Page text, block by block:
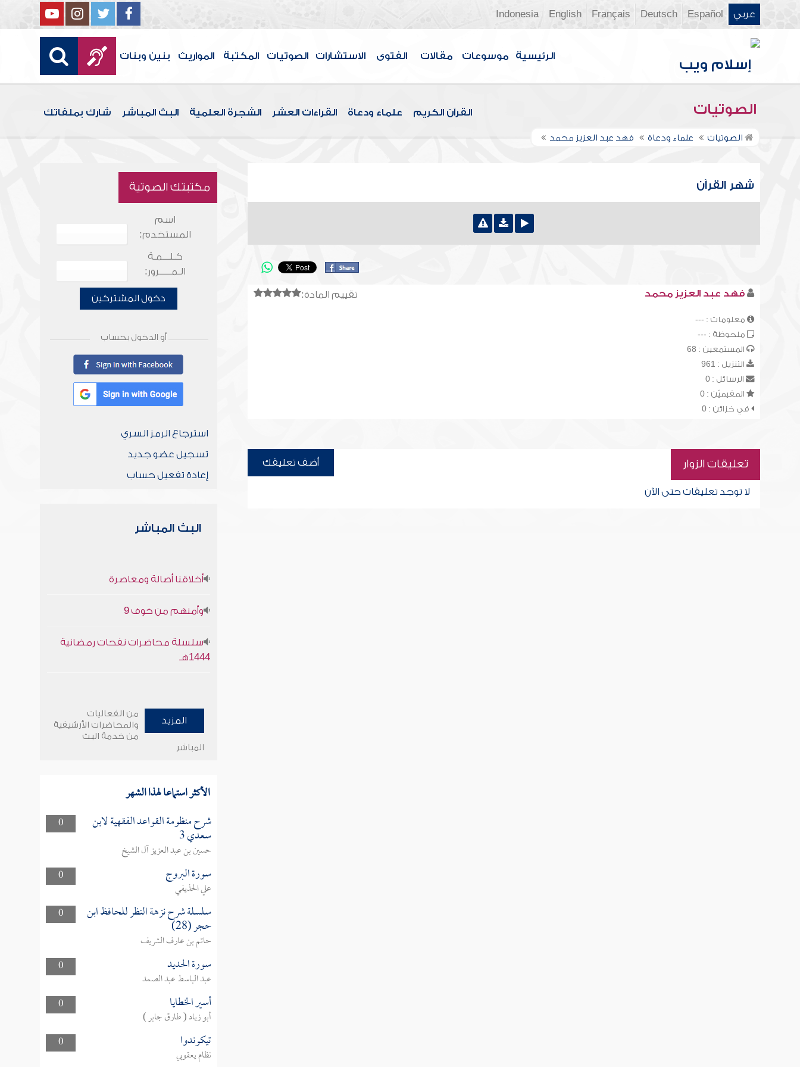
عربي Español
Deutsch
Français
English
Indonesia
الرئيسية موسوعات مقالات الفتوى الاستشارات الصوتيات المكتبة المواريث بنين وبنات
الصوتيات القرآن الكريم علماء ودعاة القراءات العشر الشجرة العلمية البث المباشر شارك بملفاتك
الصوتيات علماء ودعاة فهد عبد العزيز محمد
شهر القرآن
تقييم المادة: فهد عبد العزيز محمد
معلومات : ---
ملحوظة : ---
المستمعين : 68
التنزيل : 961
الرسائل : 0
المقيميّن : 0
في خزائن : 0
تعليقات الزوار أضف تعليقك
لا توجد تعليقات حتى الآن
مكتبتك الصوتية
اسم
المستخدم:
كـلـــمـة
الـمـــــرور:
دخول المشتركين
أو الدخول بحساب
استرجاع الرمز السري
تسجيل عضو جديد
إعادة تفعيل حساب
البث المباشر
أخلاقنا أصالة ومعاصرة
وأمنهم من خوف 9
سلسلة محاضرات نفحات رمضانية
1444هـ
المزيد
من الفعاليات
والمحاضرات الأرشيفية
من خدمة البث
المباشر
الأكثر استماعا لهذا الشهر
0 شرح منظومة القواعد الفقهية لابن
سعدي 3
حسين بن عبد العزيز آل الشيخ
0
سورة البروج
علي الحذيفي
0
سلسلة شرح نزهة النظر للحافظ ابن
حجر (28)
حاتم بن عارف الشريف
0
سورة الحديد
عبد الباسط عبد الصمد
0
أسير الخطايا
أبو زياد ( طارق جابر )
0
تيكوندوا
نظام يعقوبي